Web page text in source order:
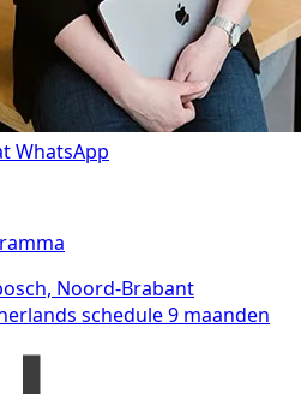
WhatsApp
Noord-Brabant
schedule9 maanden